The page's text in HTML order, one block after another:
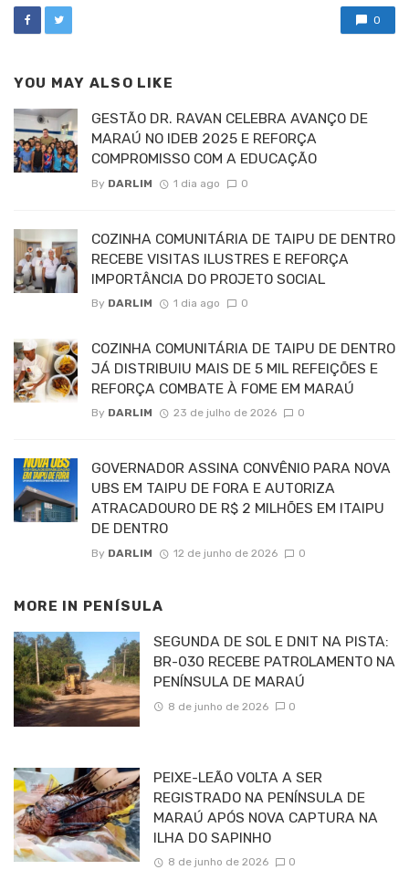
0
YOU MAY ALSO LIKE
GESTÃO DR. RAVAN CELEBRA AVANÇO DE
MARAÚ NO IDEB 2025 E REFORÇA
COMPROMISSO COM A EDUCAÇÃO
By DARLIM 1 dia ago 0
COZINHA COMUNITÁRIA DE TAIPU DE DENTRO
RECEBE VISITAS ILUSTRES E REFORÇA
IMPORTÂNCIA DO PROJETO SOCIAL
By DARLIM 1 dia ago 0
COZINHA COMUNITÁRIA DE TAIPU DE DENTRO
JÁ DISTRIBUIU MAIS DE 5 MIL REFEIÇÕES E
REFORÇA COMBATE À FOME EM MARAÚ
By DARLIM 23 de julho de 2026 0
GOVERNADOR ASSINA CONVÊNIO PARA NOVA
UBS EM TAIPU DE FORA E AUTORIZA
ATRACADOURO DE R$ 2 MILHÕES EM ITAIPU
DE DENTRO
By DARLIM 12 de junho de 2026 0
MORE IN PENÍSULA
SEGUNDA DE SOL E DNIT NA PISTA:
BR-030 RECEBE PATROLAMENTO NA
PENÍNSULA DE MARAÚ
8 de junho de 2026 0
PEIXE-LEÃO VOLTA A SER
REGISTRADO NA PENÍNSULA DE
MARAÚ APÓS NOVA CAPTURA NA
ILHA DO SAPINHO
8 de junho de 2026 0